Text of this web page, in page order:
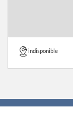
indisponible